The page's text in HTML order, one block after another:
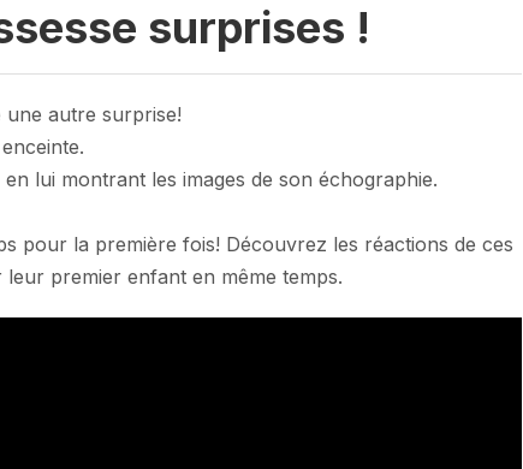
surprises !
autre surprise!
lui montrant les images de son échographie.
pour la première fois! Découvrez les réactions de ces
premier enfant en même temps.